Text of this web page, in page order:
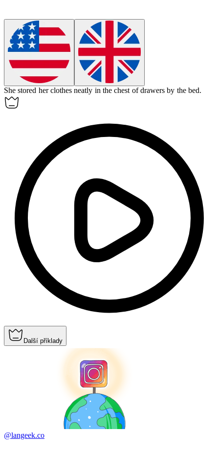
She stored her clothes neatly in the chest of drawers by the bed.
Další příklady
@langeek.co